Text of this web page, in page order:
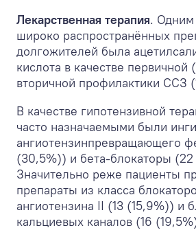
Лекарственная терапия. Одним
широко распространённых
долгожителей была
кислота в качестве
вторичной профилактики ССЗ
В качестве гипотензивной
часто назначаемыми были
ангиотензинпревращающего
(30,5%)) и бета-блокаторы
Значительно реже пациенты
препараты из класса
ангиотензина II (13 (15,9%)) и
кальциевых каналов (16